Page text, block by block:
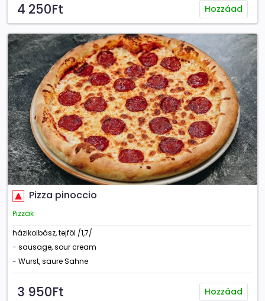
4 250Ft Hozzáad
Pizza pinoccio
Pizzák
házikolbász, tejföl /1,7/
- sausage, sour cream
- Wurst, saure Sahne
3 950Ft Hozzáad